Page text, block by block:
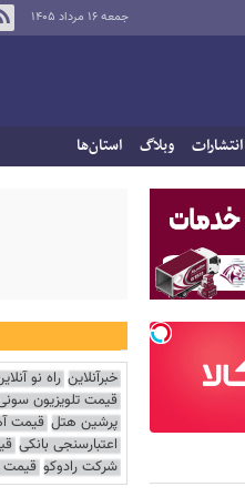
جمعه ۱۶ مرداد ۱۴۰۵
انتشارات وبلاگ استان‌ها
خبرآنلاین راه نو
قیمت تلویزیون
پرشین هتل قیمت
اعتبارسنجی بانکی
شرکت رادوکو قیمت